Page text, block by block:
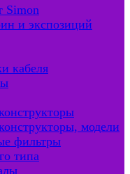
Simon
и экспозиций
кабеля
модели
фильтры
типа